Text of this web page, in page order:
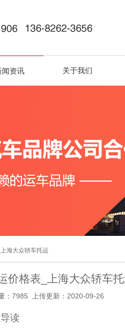
闻资讯 关于我们
海大众轿车托运
价格表_上海大众轿车
：7985 上传更新：2020-09-26
导读